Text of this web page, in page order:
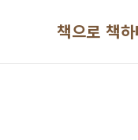
책으로 책